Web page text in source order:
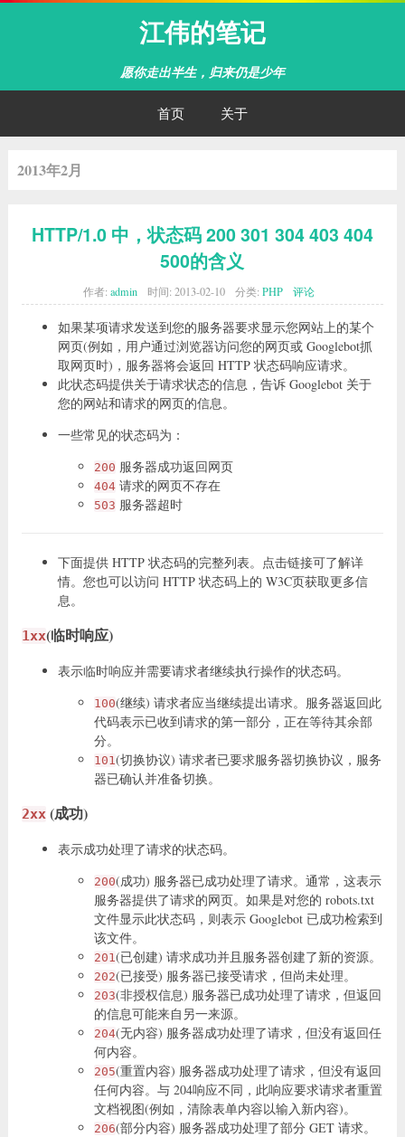
江伟的笔记
愿你走出半生，归来仍是少年
首页 关于
2013年2月
HTTP/1.0 中，状态码 200 301 304 403 404
500的含义
作者: admin 时间: 2013-02-10 分类: PHP 评论
如果某项请求发送到您的服务器要求显示您网站上的某个
网页(例如，用户通过浏览器访问您的网页或 Googlebot抓
取网页时)，服务器将会返回 HTTP 状态码响应请求。
此状态码提供关于请求状态的信息，告诉 Googlebot 关于
您的网站和请求的网页的信息。
一些常见的状态码为：
200 服务器成功返回网页
404请求的网页不存在
503 服务器超时
下面提供 HTTP 状态码的完整列表。点击链接可了解详
情。您也可以访问 HTTP 状态码上的 W3C页获取更多信
息。
1xx(临时响应)
表示临时响应并需要请求者继续执行操作的状态码。
100(继续) 请求者应当继续提出请求。服务器返回此
代码表示已收到请求的第一部分，正在等待其余部
分。
101 (切换协议) 请求者已要求服务器切换协议，服务
器已确认并准备切换。
2xx(成功)
表示成功处理了请求的状态码。
200(成功) 服务器已成功处理了请求。通常，这表示
服务器提供了请求的网页。如果是对您的 robots.txt
文件显示此状态码，则表示 Googlebot 已成功检索到
该文件。
201 (已创建) 请求成功并且服务器创建了新的资源。
202(已接受) 服务器已接受请求，但尚未处理。
203(非授权信息) 服务器已成功处理了请求，但返回
的信息可能来自另一来源。
204(无内容) 服务器成功处理了请求，但没有返回任
何内容。
205(重置内容) 服务器成功处理了请求，但没有返回
任何内容。与 204响应不同，此响应要求请求者重置
文档视图(例如，清除表单内容以输入新内容)。
206(部分内容) 服务器成功处理了部分 GET 请求。